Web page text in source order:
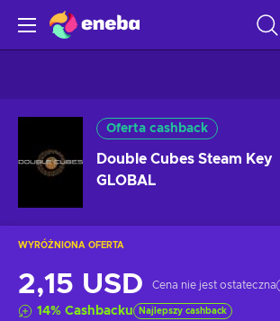
Oferta cashback
Double Cubes Steam Key
GLOBAL
WYRÓŻNIONA OFERTA
2,15 USD Cena nie jest ostateczna
14% Cashbacku Najlepszy cashback